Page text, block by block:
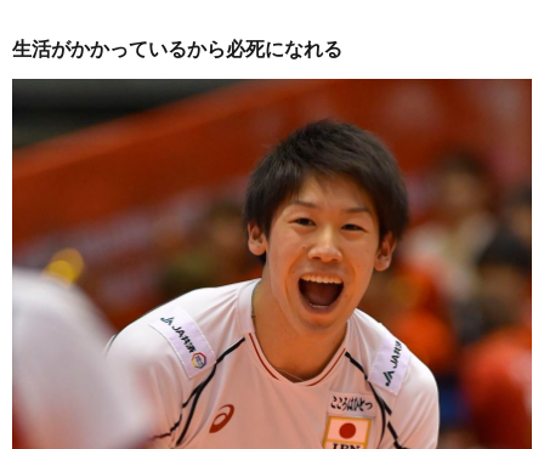
生活がかかっているから必死になれる